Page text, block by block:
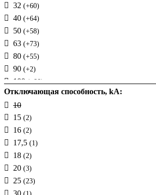
32 (+60)
40 (+64)
50 (+58)
63 (+73)
80 (+55)
90 (+2)
100 (+90)
125(+98)
140
160
175(+3)
200 (+52)
220(+4)
225(+20)
250(+104)
Отключающая способность, kA:
10
15 (2)
16 (2)
17,5 (1)
18 (2)
20 (3)
25 (23)
30